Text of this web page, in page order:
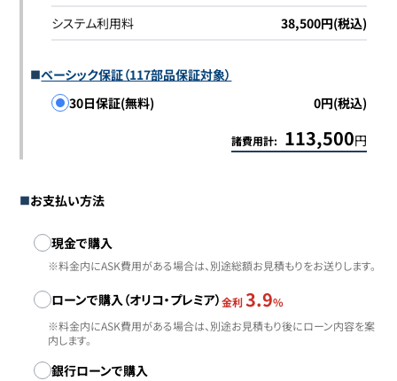
システム利用料 38,500円(税込)
ベーシック保証（117部品保証対象）
30日保証(無料)
0円(税込)
諸費用計: 113,500円
お支払い方法
お支払い方法
現金で購入
※料金内にASK費用がある場合は、別途総額お見積もりをお送りします。
ローンで購入（オリコ・プレミア）金利 3.9%
※料金内にASK費用がある場合は、別途お見積もり後にローン内容を案
内します。
銀行ローンで購入